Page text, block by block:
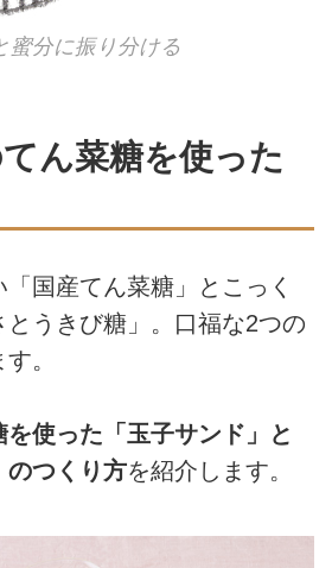
蜜分に振り分ける
ん菜糖を使った
国産てん菜糖」とこっく
とうきび糖」。口福な2つの
。
を使った「玉子サンド」と
のつくり方を紹介します。